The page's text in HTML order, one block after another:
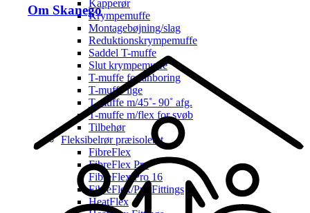
Om Skanego
Kapperør
Krympemuffe
Montagebøjning/slag
Reduktionskrympemuffe
Saddel T-muffe
Slut krympemuffe
T-muffe for anboring
T-muffe lige
T-muffe m/45˚- 90˚ afg.
T-muffe m/flex for svøb
Tilbehør
Fleksibelrør præisoleret
FibreFlex
FibreFlex Pro
FibreFlex Pro 16
FibreFlex/Pro Fittings
HeatFlex